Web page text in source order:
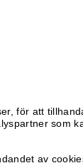
för att
som
av